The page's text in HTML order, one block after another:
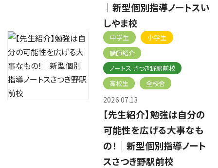
｜新型個別指導ノートスい
しやま校
中学生
小学生
講師紹介
ノートス さつき野駅前校
高校生
全校舎
2026.07.13
【先生紹介】勉強は自分の
可能性を広げる大事なも
の！｜新型個別指導ノート
スさつき野駅前校